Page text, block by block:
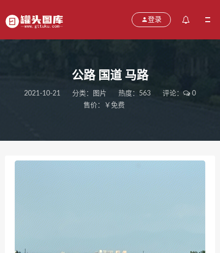
登录
公路 国道 马路
2021-10-21 分类： 图片 热度：563 评论：
0
售价：￥免费